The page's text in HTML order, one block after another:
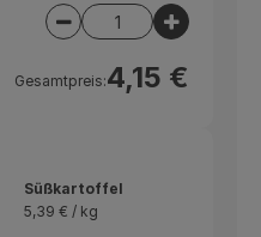
Artikelanzahl
Gesamtpreis:4,15 €
Süßkartoffel
5,39 € / kg